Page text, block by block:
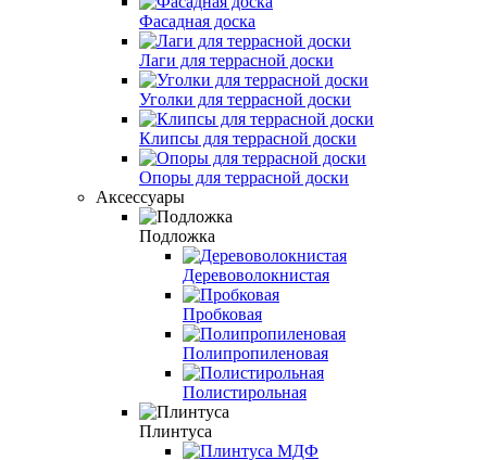
Фасадная доска
Лаги для террасной доски
Уголки для террасной доски
Клипсы для террасной доски
Опоры для террасной доски
Аксессуары
Подложка
Деревоволокнистая
Пробковая
Полипропиленовая
Полистирольная
Плинтуса